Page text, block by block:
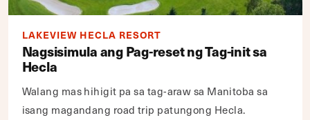
LAKEVIEW HECLA RESORT
Nagsisimula ang Pag-reset ng Tag-init sa
Hecla
Walang mas hihigit pa sa tag-araw sa Manitoba sa
isang magandang road trip patungong Hecla.